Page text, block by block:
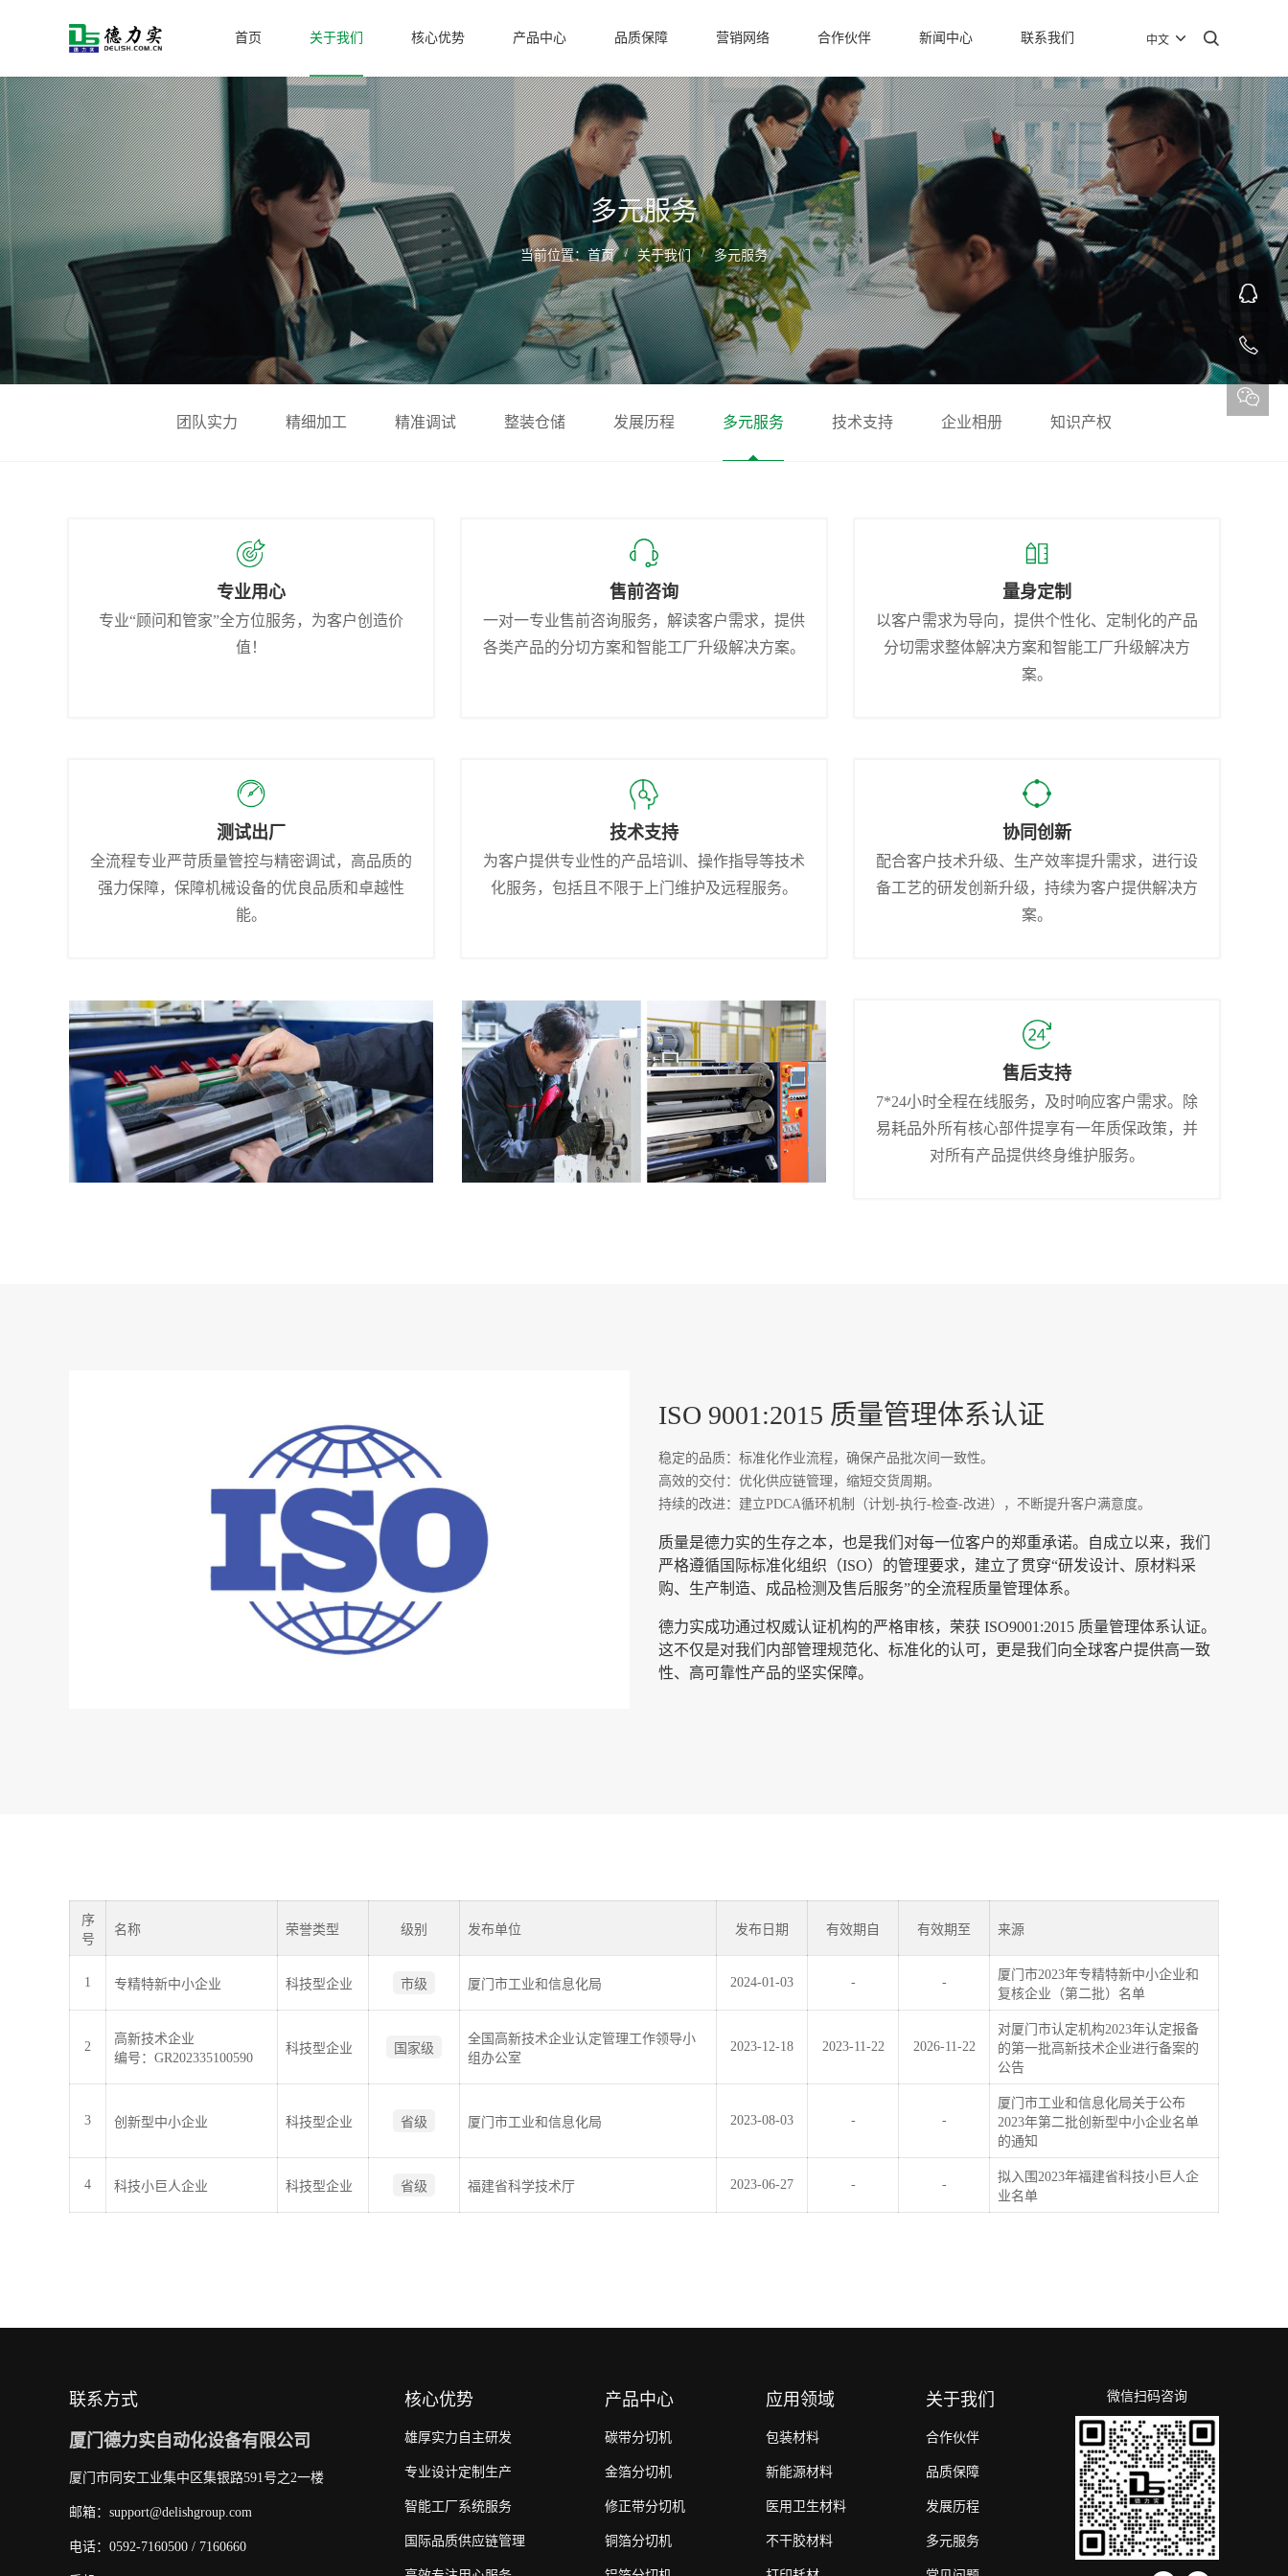
首页 关于我们 核心优势 产品中心 品质保障 营销网络 合作伙伴 新闻中心 联系我们
多元服务
当前位置： 首页 / 关于我们 / 多元服务
团队实力 精细加工 精准调试 整装仓储 发展历程 多元服务 技术支持 企业相册 知识产权
专业用心
专业“顾问和管家”全方位服务，为客户创造价
值！
售前咨询
一对一专业售前咨询服务，解读客户需求，提供
各类产品的分切方案和智能工厂升级解决方案。
量身定制
以客户需求为导向，提供个性化、定制化的产品
分切需求整体解决方案和智能工厂升级解决方
案。
测试出厂
全流程专业严苛质量管控与精密调试，高品质的
强力保障，保障机械设备的优良品质和卓越性
能。
技术支持
为客户提供专业性的产品培训、操作指导等技术
化服务，包括且不限于上门维护及远程服务。
协同创新
配合客户技术升级、生产效率提升需求，进行设
备工艺的研发创新升级，持续为客户提供解决方
案。
售后支持
7*24小时全程在线服务，及时响应客户需求。除
易耗品外所有核心部件提享有一年质保政策，并
对所有产品提供终身维护服务。
ISO 9001:2015 质量管理体系认证
稳定的品质：标准化作业流程，确保产品批次间一致性。
高效的交付：优化供应链管理，缩短交货周期。
持续的改进：建立PDCA循环机制（计划-执行-检查-改进），不断提升客户满意度。
质量是德力实的生存之本，也是我们对每一位客户的郑重承诺。自成立以来，我们
严格遵循国际标准化组织（ISO）的管理要求，建立了贯穿“研发设计、原材料采
购、生产制造、成品检测及售后服务”的全流程质量管理体系。
德力实成功通过权威认证机构的严格审核，荣获 ISO9001:2015 质量管理体系认证。
这不仅是对我们内部管理规范化、标准化的认可，更是我们向全球客户提供高一致
性、高可靠性产品的坚实保障。
序
号
名称 荣誉类型 级别 发布单位 发布日期 有效期自 有效期至 来源
1 专精特新中小企业 科技型企业 市级 厦门市工业和信息化局 2024-01-03 - -
厦门市2023年专精特新中小企业和
复核企业（第二批）名单
2
高新技术企业
编号：GR202335100590
科技型企业 国家级
全国高新技术企业认定管理工作领导小
组办公室
2023-12-18 2023-11-22 2026-11-22
对厦门市认定机构2023年认定报备
的第一批高新技术企业进行备案的
公告
3 创新型中小企业 科技型企业 省级 厦门市工业和信息化局 2023-08-03 - -
厦门市工业和信息化局关于公布
2023年第二批创新型中小企业名单
的通知
4 科技小巨人企业 科技型企业 省级 福建省科学技术厅 2023-06-27 - -
拟入围2023年福建省科技小巨人企
业名单
联系方式
厦门德力实自动化设备有限公司
厦门市同安工业集中区集银路591号之2一楼
邮箱：support@delishgroup.com
电话：0592-7160500 / 7160660
核心优势
雄厚实力自主研发
专业设计定制生产
智能工厂系统服务
国际品质供应链管理
产品中心
碳带分切机
金箔分切机
修正带分切机
铜箔分切机
应用领域
包装材料
新能源材料
医用卫生材料
不干胶材料
关于我们
合作伙伴
品质保障
发展历程
多元服务
微信扫码咨询